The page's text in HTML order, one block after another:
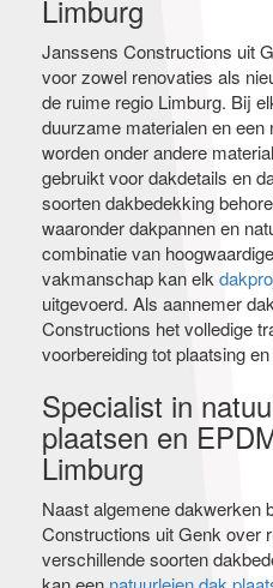
Limburg
Janssens Constructions uit
voor zowel renovaties als
de ruime regio Limburg. Bij
duurzame materialen en
worden onder andere
gebruikt voor dakdetails en
soorten dakbedekking
waaronder dakpannen en
combinatie van
vakmanschap kan elk
uitgevoerd. Als aannemer
Constructions het volledige
voorbereiding tot plaatsing
Specialist in
plaatsen en
Limburg
Naast algemene dakwerken
Constructions uit Genk over
verschillende soorten